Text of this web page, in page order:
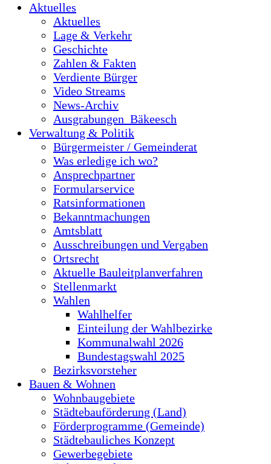
Aktuelles
Aktuelles
Lage & Verkehr
Geschichte
Zahlen & Fakten
Verdiente Bürger
Video Streams
News-Archiv
Ausgrabungen_Bäkeesch
Verwaltung & Politik
Bürgermeister / Gemeinderat
Was erledige ich wo?
Ansprechpartner
Formularservice
Ratsinformationen
Bekanntmachungen
Amtsblatt
Ausschreibungen und Vergaben
Ortsrecht
Aktuelle Bauleitplanverfahren
Stellenmarkt
Wahlen
Wahlhelfer
Einteilung der Wahlbezirke
Kommunalwahl 2026
Bundestagswahl 2025
Bezirksvorsteher
Bauen & Wohnen
Wohnbaugebiete
Städtebauförderung (Land)
Förderprogramme (Gemeinde)
Städtebauliches Konzept
Gewerbegebiete